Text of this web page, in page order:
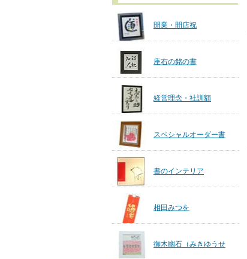
開業・開店祝
座右の銘の書
経営理念・社訓額
スペシャルオーダー書
書のインテリア
相田みつを
御木幽石（みきゆうせ